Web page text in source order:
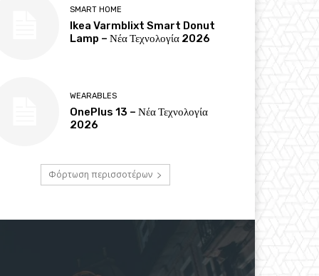
SMART HOME
Ikea Varmblixt Smart Donut
Lamp – Νέα Τεχνολογία 2026
WEARABLES
OnePlus 13 – Νέα Τεχνολογία
2026
Φόρτωση περισσοτέρων